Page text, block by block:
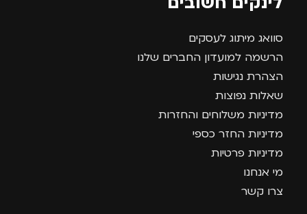
סוואג מיתוג לעסקים
הרשמה למועדון החברים שלנו
הצהרת נגישות
שאלות נפוצות
מדיניות משלוחים והחזרות
מדיניות החזר כספי
מדיניות פרטיות
מי אנחנו
צרו קשר